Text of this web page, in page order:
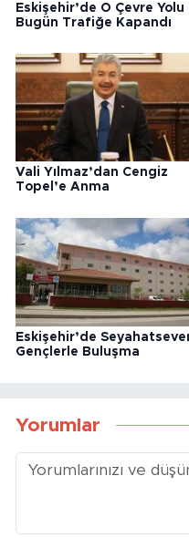
Eskişehir’de O Çevre Yolu
Bugün Trafiğe Kapandı
Vali Yılmaz’dan Cengiz
Topel’e Anma
Eskişehir’de
Gençlerle Buluşma
Yorumlar